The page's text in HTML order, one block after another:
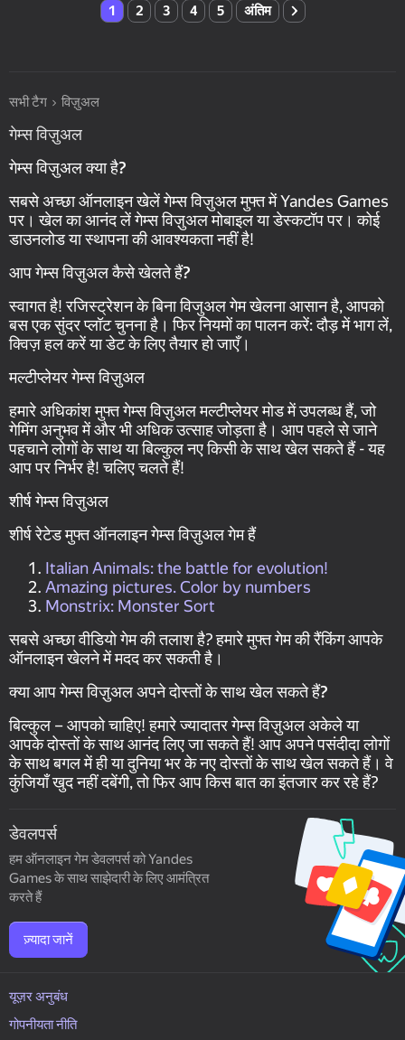
1 2 3 4 5 अंतिम
सभी टैग विज़ुअल
गेम्स विज़ुअल
गेम्स विज़ुअल क्या है?
सबसे अच्छा ऑनलाइन खेलें गेम्स विज़ुअल मुफ्त में Yandes Games
पर। खेल का आनंद लें गेम्स विज़ुअल मोबाइल या डेस्कटॉप पर। कोई
डाउनलोड या स्थापना की आवश्यकता नहीं है!
आप गेम्स विज़ुअल कैसे खेलते हैं?
स्वागत है! रजिस्ट्रेशन के बिना विजुअल गेम खेलना आसान है, आपको
बस एक सुंदर प्लॉट चुनना है। फिर नियमों का पालन करें: दौड़ में भाग लें,
क्विज़ हल करें या डेट के लिए तैयार हो जाएँ।
मल्टीप्लेयर गेम्स विज़ुअल
हमारे अधिकांश मुफ्त गेम्स विज़ुअल मल्टीप्लेयर मोड में उपलब्ध हैं, जो
गेमिंग अनुभव में और भी अधिक उत्साह जोड़ता है। आप पहले से जाने
पहचाने लोगों के साथ या बिल्कुल नए किसी के साथ खेल सकते हैं - यह
आप पर निर्भर है! चलिए चलते हैं!
शीर्ष गेम्स विज़ुअल
शीर्ष रेटेड मुफ्त ऑनलाइन गेम्स विज़ुअल गेम हैं
Italian Animals: the battle for evolution!
Amazing pictures. Color by numbers
Monstrix: Monster Sort
सबसे अच्छा वीडियो गेम की तलाश है? हमारे मुफ्त गेम की रैंकिंग आपके
ऑनलाइन खेलने में मदद कर सकती है।
क्या आप गेम्स विज़ुअल अपने दोस्तों के साथ खेल सकते हैं?
बिल्कुल – आपको चाहिए! हमारे ज्यादातर गेम्स विज़ुअल अकेले या
आपके दोस्तों के साथ आनंद लिए जा सकते हैं! आप अपने पसंदीदा लोगों
के साथ बगल में ही या दुनिया भर के नए दोस्तों के साथ खेल सकते हैं। वे
कुंजियाँ खुद नहीं दबेंगी, तो फिर आप किस बात का इंतजार कर रहे हैं?
डेवलपर्स
हम ऑनलाइन गेम डेवलपर्स को Yandes
Games के साथ साझेदारी के लिए आमंत्रित
करते हैं
ज़्यादा जानें
यूज़र अनुबंध
गोपनीयता नीति